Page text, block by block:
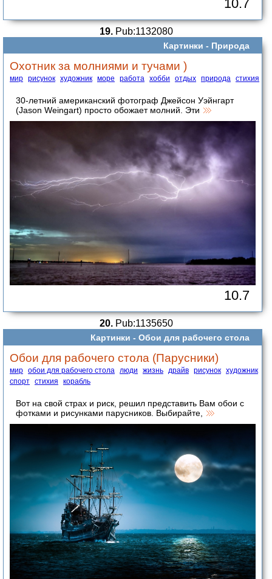
10.7
19.Pub:1132080
Картинки - Природа
Охотник за молниями и тучами )
мир рисунок художник море работа хобби отдых природа стихия
30-летний американский фотограф Джейсон Уэйнгарт
(Jason Weingart) просто обожает молний. Эти
10.7
20.Pub:1135650
Картинки - Обои для рабочего стола
Обои для рабочего стола (Парусники)
мир обои для рабочего стола люди жизнь драйв рисунок художник
спорт стихия корабль
Вот на свой страх и риск, решил представить Вам обои с
фотками и рисунками парусников. Выбирайте,